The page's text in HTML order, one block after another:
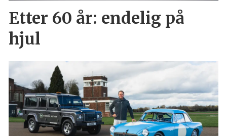
Etter 60 år: endelig på
hjul